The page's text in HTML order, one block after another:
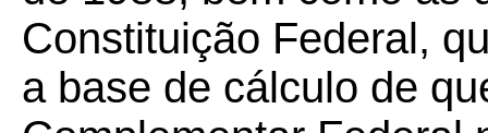
Constituição Federal,
a base de cálculo de